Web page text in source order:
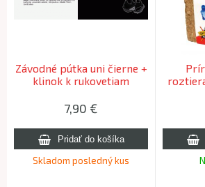
Závodné pútka uni čierne +
klinok k rukovetiam
7,90 €
Skladom posledný kus